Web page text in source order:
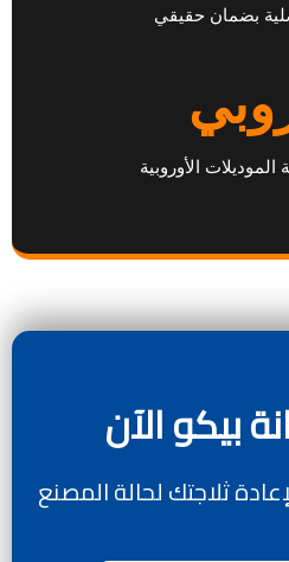
بضمان حقيقي
الأوروبية
بيكو الآن
ثلاجتك لحالة المصنع